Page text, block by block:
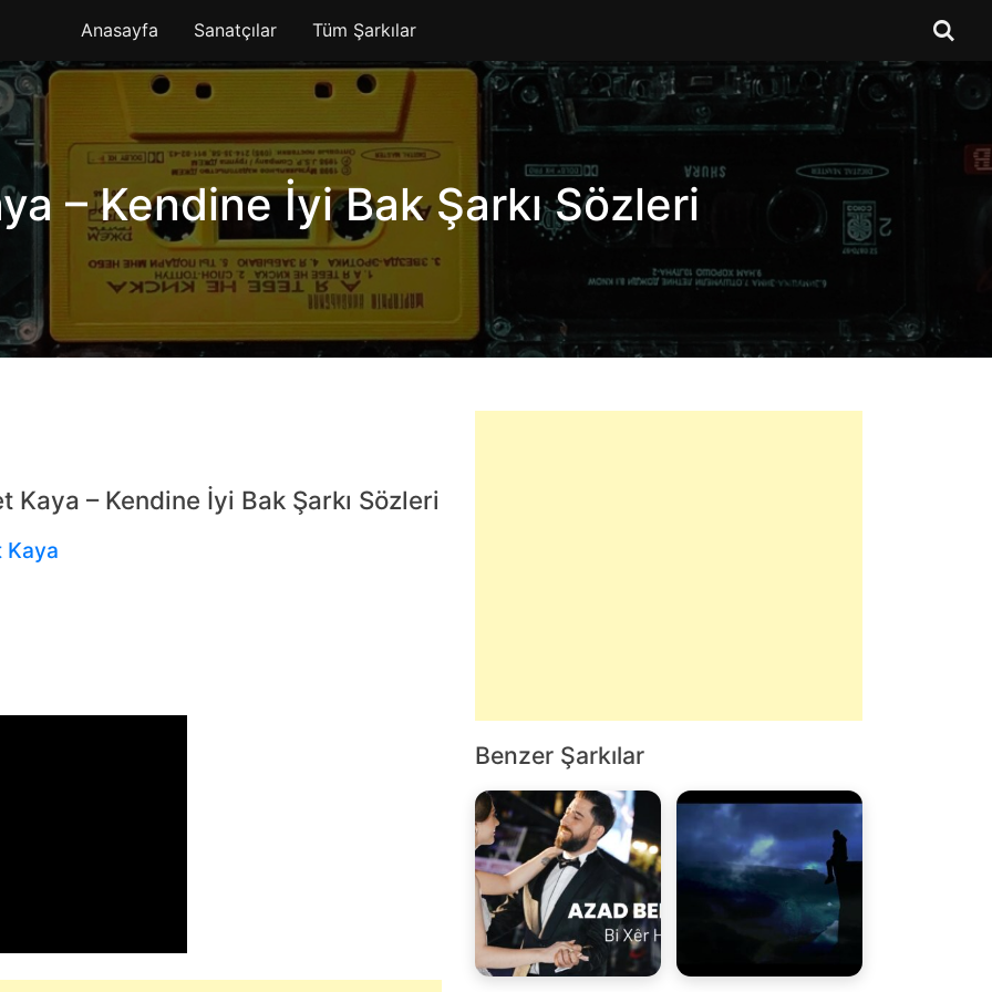
Anasayfa Sanatçılar Tüm Şarkılar
– Kendine İyi Bak Şarkı Sözleri
Kaya – Kendine İyi Bak Şarkı Sözleri
Kaya
Benzer Şarkılar